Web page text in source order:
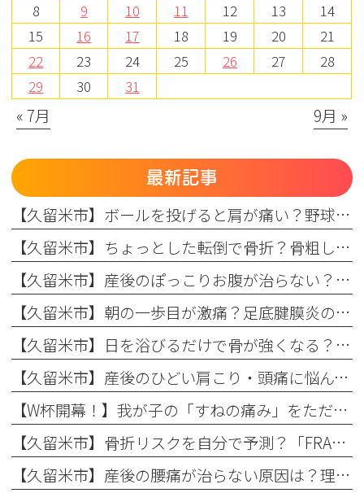
8
9 10 11 12 13
14
15
16 17 18 19 20
21
22
23 24 25 26 27
28
29
30 31
« 7月 9月 »
最新記事
【久留米市】ボールを投げると肩が痛い？野球肩の原因・症状とまつもと整形外科のリハビリ
【久留米市】ちょっとした転倒で骨折？骨粗しょう症と転倒予防の関係を理学療法士が解説！
【久留米市】産後のぽっこりお腹が治らない？原因と理学療法士が教える改善リハビリ
【久留米市】朝の一歩目が激痛？足底腱膜炎の原因・予防策と整形外科でのリハビリ治療を解説！
【久留米市】日を浴びるだけで骨が強くなる？骨粗しょう症予防に欠かせない日光浴の重要性とリハビリのコツ
【久留米市】産後のひどい肩こり・頭痛に悩んでいませんか？理学療法士が教える根本原因とリハビリの重要性
【W杯開幕！】我が子の「すねの痛み」をただの成長痛で終わらせない
【久留米市】骨折リスクを自分で予測？「FRAX」の仕組みとまつもと整形外科での活用法
【久留米市】産後の腰痛が治らない原因は？理学療法士が教える骨盤ケアとリハビリの重要性